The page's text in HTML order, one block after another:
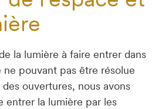
la lumière à faire entrer dans
ne pouvant pas être résolue
ouvertures, nous avons
entrer la lumière par les